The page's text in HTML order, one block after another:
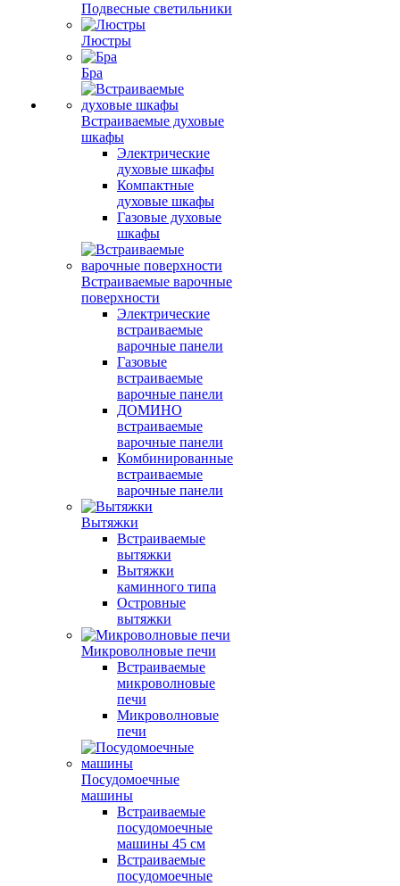
Подвесные светильники
Люстры
Бра
Встраиваемые духовые
шкафы
Электрические
духовые шкафы
Компактные
духовые шкафы
Газовые духовые
шкафы
Встраиваемые варочные
поверхности
Электрические
встраиваемые
варочные панели
Газовые
встраиваемые
варочные панели
ДОМИНО
встраиваемые
варочные панели
Комбинированные
встраиваемые
варочные панели
Вытяжки
Встраиваемые
вытяжки
Вытяжки
каминного типа
Островные
вытяжки
Микроволновые печи
Встраиваемые
микроволновые
печи
Микроволновые
печи
Посудомоечные
машины
Встраиваемые
посудомоечные
машины 45 см
Встраиваемые
посудомоечные